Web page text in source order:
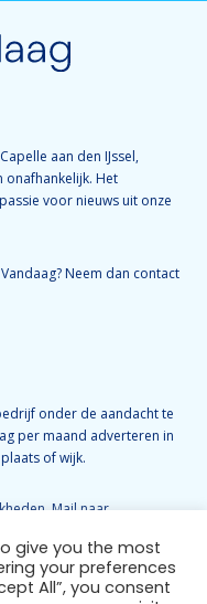
aan den IJssel,
onafhankelijk. Het
voor nieuws uit onze
Neem dan contact
onder de aandacht te
per maand adverteren in
of wijk.
Mail naar
give you the most
your preferences
All”, you consent